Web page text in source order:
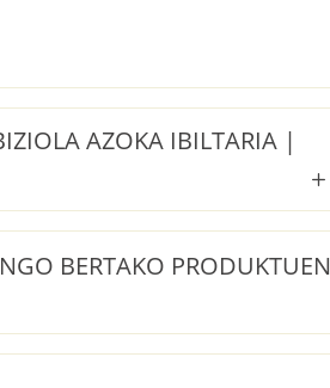
AZOKA IBILTARIA |
BERTAKO PRODUKTUEN